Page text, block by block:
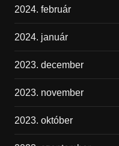
2024. február
2024. január
2023. december
2023. november
2023. október